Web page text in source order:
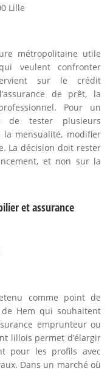
Lille
métropolitaine utile
veulent confronter
sur le crédit
de prêt, la
Pour un
de tester plusieurs
mensualité, modifier
La décision doit rester
et non sur la
et assurance
comme point de
Hem qui souhaitent
emprunteur ou
lillois permet d’élargir
pour les profils avec
Dans un marché où